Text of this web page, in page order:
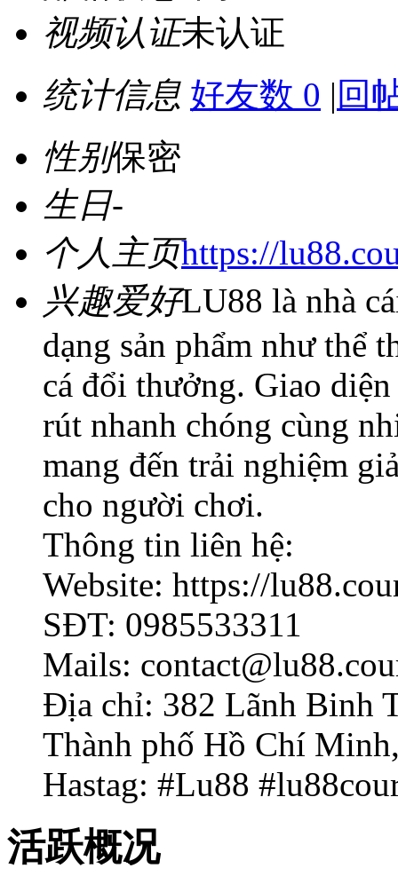
视频认证未认证
统计信息 好友数 0 | 回
性别保密
生日-
个人主页https://
兴趣爱好LU88 là nhà
dạng sản phẩm như thể
cá đổi thưởng. Giao
rút nhanh chóng cùng
mang đến trải nghiệm
cho người chơi.
Thông tin liên hệ:
Website: https://
SĐT: 0985533311
Mails:
Địa chỉ: 382 Lãnh Binh
Thành phố Hồ Chí
Hastag: #Lu88
活跃概况